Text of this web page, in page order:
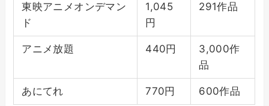
東映アニメオンデマン
ド
1,045
円
291作品
アニメ放題 440円
3,000作
品
あにてれ 770円 600作品